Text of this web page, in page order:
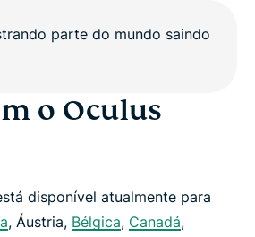
o Oculus
disponível atualmente para
, Áustria, Bélgica, Canadá,